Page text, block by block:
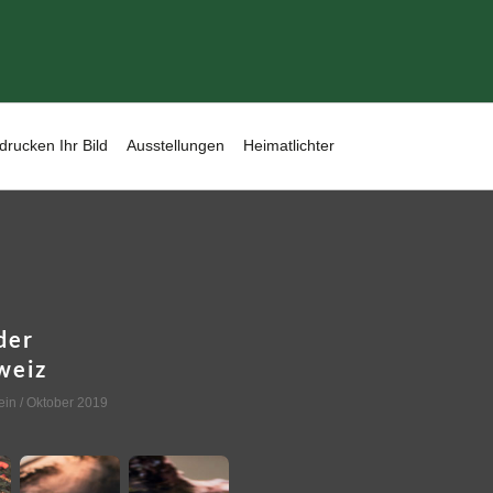
Ihr Bild Ausstellungen Heimatlichter
/ Oktober 2019